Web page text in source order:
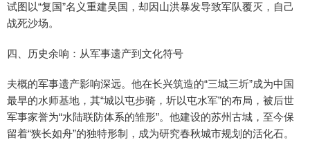
试图以“复国”名义重建吴国，却因山洪暴发导致军队覆灭，自己
战死沙场。
四、历史余响：从军事遗产到文化符号
夫概的军事遗产影响深远。他在长兴筑造的“三城三圻”成为中国
最早的水师基地，其“城以屯步骑，圻以屯水军”的布局，被后世
军事家誉为“水陆联防体系的雏形”。他建设的苏州古城，至今保
留着“狭长如舟”的独特形制，成为研究春秋城市规划的活化石。